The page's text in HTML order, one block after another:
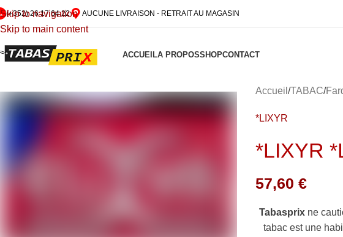
Skip to navigation
Skip to main content
(+352) 26 17 64 22 AUCUNE LIVRAISON - RETRAIT AU MAGASIN
ACCUEILA PROPOSSHOPCONTACT
Accueil TABAC
*LIXYR
*LIXYR
57,60€
Tabasprix ne
tabac est une